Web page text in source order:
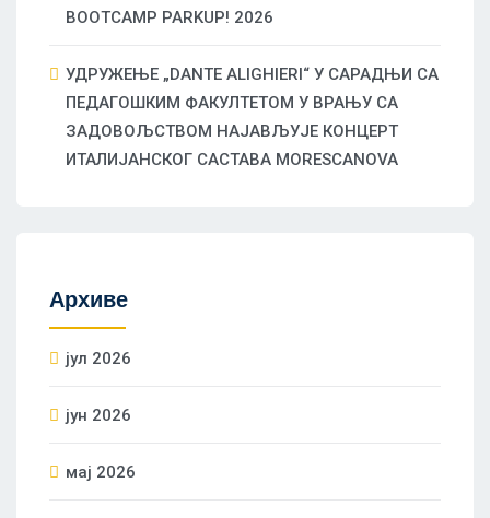
BOOTCAMP PARKUP! 2026
УДРУЖЕЊЕ „DANTE ALIGHIERI“ У САРАДЊИ СА
ПЕДАГОШКИМ ФАКУЛТЕТОМ У ВРАЊУ СА
ЗАДОВОЉСТВОМ НАЈАВЉУЈЕ КОНЦЕРТ
ИТАЛИЈАНСКОГ САСТАВА MORESCANOVA
Архиве
јул 2026
јун 2026
мај 2026